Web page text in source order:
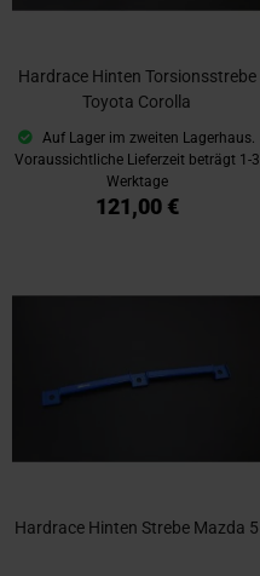
Hardrace Hinten Torsionsstrebe
Toyota Corolla
Auf Lager im zweiten Lagerhaus.
Voraussichtliche Lieferzeit beträgt 1-3
Werktage
121,00 €
Hardrace Hinten Strebe Mazda 5